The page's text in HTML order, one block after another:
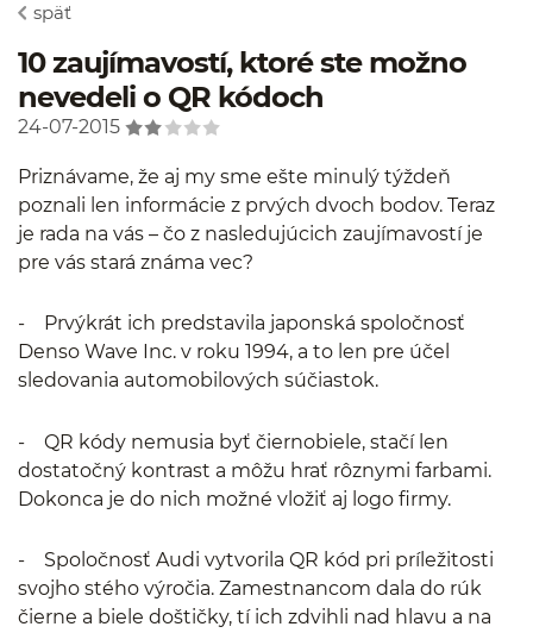
späť
10 zaujímavostí, ktoré ste možno
nevedeli o QR kódoch
24-07-2015
Priznávame, že aj my sme ešte minulý týždeň
poznali len informácie z prvých dvoch bodov. Teraz
je rada na vás – čo z nasledujúcich zaujímavostí je
pre vás stará známa vec?
- Prvýkrát ich predstavila japonská spoločnosť
Denso Wave Inc. v roku 1994, a to len pre účel
sledovania automobilových súčiastok.
- QR kódy nemusia byť čiernobiele, stačí len
dostatočný kontrast a môžu hrať rôznymi farbami.
Dokonca je do nich možné vložiť aj logo firmy.
- Spoločnosť Audi vytvorila QR kód pri príležitosti
svojho stého výročia. Zamestnancom dala do rúk
čierne a biele doštičky, tí ich zdvihli nad hlavu a na